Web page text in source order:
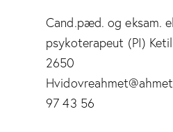
Cand.pæd. og eksam.
psykoterapeut (PI)
2650
Hvidovre
97 43 56